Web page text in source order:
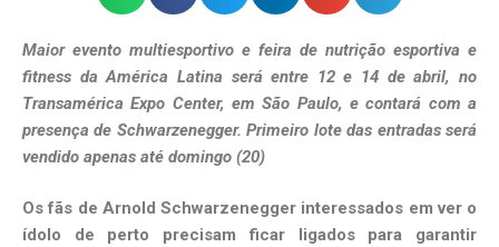
Maior evento multiesportivo e feira de nutrição esportiva e
fitness da América Latina será entre 12 e 14 de abril, no
Transamérica Expo Center, em São Paulo, e contará com a
presença de Schwarzenegger. Primeiro lote das entradas será
vendido apenas até domingo (20)
Os fãs de Arnold Schwarzenegger interessados em ver o
ídolo de perto precisam ficar ligados para garantir